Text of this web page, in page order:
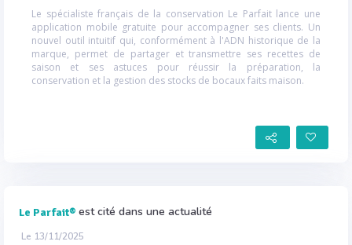
Le spécialiste français de la conservation Le Parfait lance une
application mobile gratuite pour accompagner ses clients. Un
nouvel outil intuitif qui, conformément à l'ADN historique de la
marque, permet de partager et transmettre ses recettes de
saison et ses astuces pour réussir la préparation, la
conservation et la gestion des stocks de bocaux faits maison.
Le Parfait® est cité dans une actualité
Le 13/11/2025